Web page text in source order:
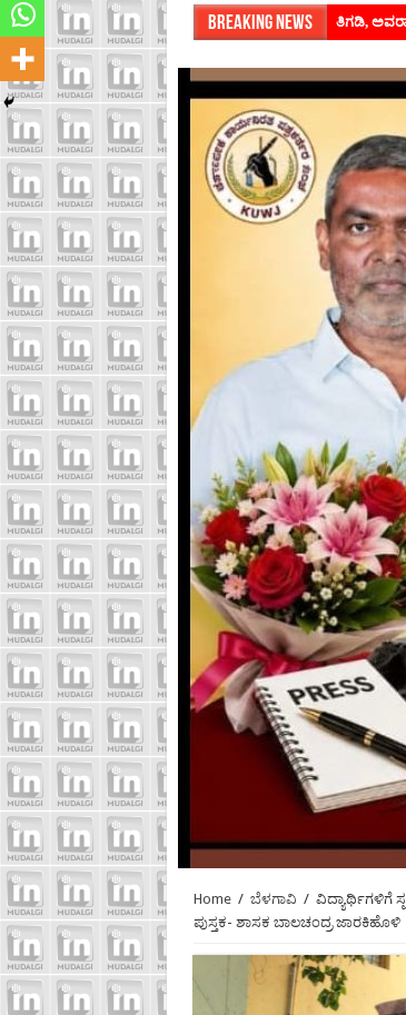
Breaking News
Home / ಬೆಳಗಾವಿ / ವಿದ್ಯಾರ್ಥಿಗಳಿಗೆ
ಪುಸ್ತಕ- ಶಾಸಕ ಬಾಲಚಂದ್ರ ಜಾರಕಿಹೊಳಿ